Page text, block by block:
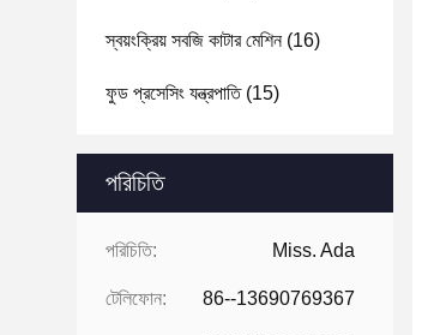
স্বয়ংক্রিয় সবজি কাটার মেশিন(16)
ফুড প্রসেসিং যন্ত্রপাতি(15)
পরিচিতি
পরিচিতি: Miss. Ada
টেলিফোন: 86--13690769367